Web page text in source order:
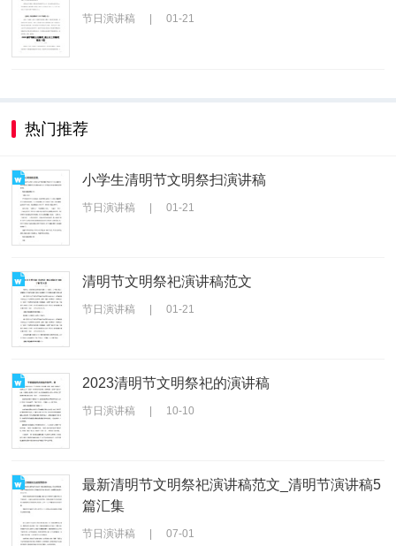
节日演讲稿 01-21
热门推荐
小学生清明节文明祭扫演讲稿
节日演讲稿 01-21
清明节文明祭祀演讲稿范文
节日演讲稿 01-21
2023清明节文明祭祀的演讲稿
节日演讲稿 10-10
最新清明节文明祭祀演讲稿范文_清明节演讲稿5
篇汇集
节日演讲稿 07-01